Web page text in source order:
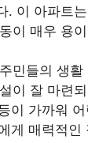
. 이 아파트
이 매우 용
민들의 생
이 잘 마련
이 가까워
게 매력적인